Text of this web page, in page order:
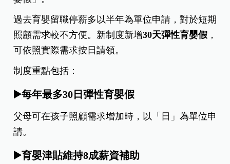
過去育嬰留職停薪多以半年為單位申請，對於短期
照顧需求較不方便。新制度新增30天彈性育嬰假 ，
可依照實際需求按日請領。
制度重點包括：
▶️每年最多30日彈性育嬰假
父母可在孩子照顧需求增加時，以「日」為單位申
請。
▶️育嬰津貼維持8成薪資補助